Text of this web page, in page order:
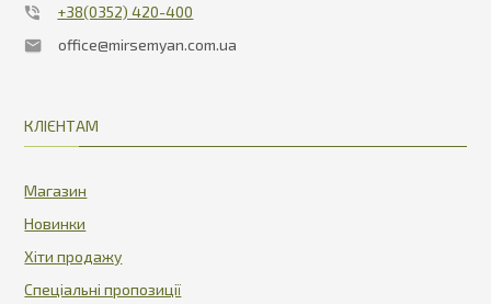
+38(0352) 420-400
office@mirsemyan.com.ua
КЛІЄНТАМ
Магазин
Новинки
Хіти продажу
Спеціальні пропозиції